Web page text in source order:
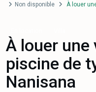
Non disponible
À louer
À louer une
piscine de
Nanisana